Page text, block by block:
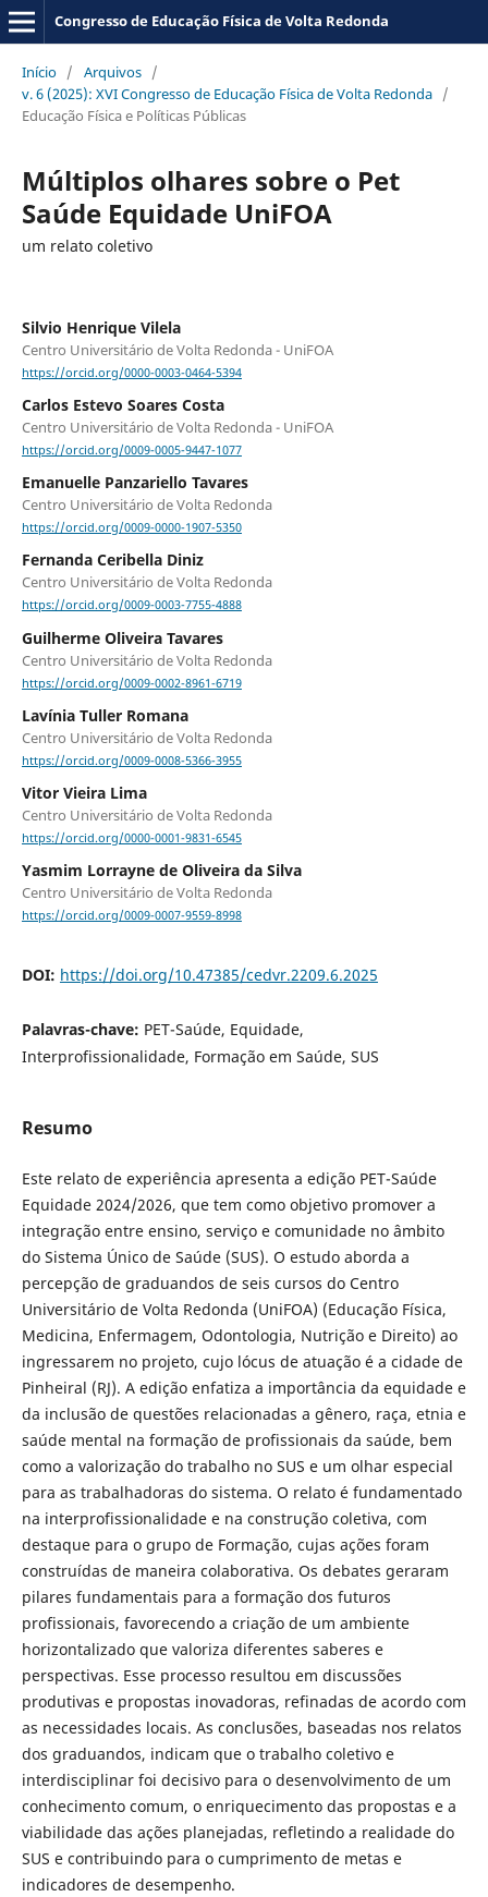
Congresso de Educação Física de Volta Redonda
Início / Arquivos /
v. 6 (2025): XVI Congresso de Educação Física de Volta Redonda /
Educação Física e Políticas Públicas
Múltiplos olhares sobre o Pet
Saúde Equidade UniFOA
um relato coletivo
Silvio Henrique Vilela
Centro Universitário de Volta Redonda - UniFOA
https://orcid.org/0000-0003-0464-5394
Carlos Estevo Soares Costa
Centro Universitário de Volta Redonda - UniFOA
https://orcid.org/0009-0005-9447-1077
Emanuelle Panzariello Tavares
Centro Universitário de Volta Redonda
https://orcid.org/0009-0000-1907-5350
Fernanda Ceribella Diniz
Centro Universitário de Volta Redonda
https://orcid.org/0009-0003-7755-4888
Guilherme Oliveira Tavares
Centro Universitário de Volta Redonda
https://orcid.org/0009-0002-8961-6719
Lavínia Tuller Romana
Centro Universitário de Volta Redonda
https://orcid.org/0009-0008-5366-3955
Vitor Vieira Lima
Centro Universitário de Volta Redonda
https://orcid.org/0000-0001-9831-6545
Yasmim Lorrayne de Oliveira da Silva
Centro Universitário de Volta Redonda
https://orcid.org/0009-0007-9559-8998
DOI: https://doi.org/10.47385/cedvr.2209.6.2025
Palavras-chave: PET-Saúde, Equidade,
Interprofissionalidade, Formação em Saúde, SUS
Resumo
Este relato de experiência apresenta a edição PET-Saúde
Equidade 2024/2026, que tem como objetivo promover a
integração entre ensino, serviço e comunidade no âmbito
do Sistema Único de Saúde (SUS). O estudo aborda a
percepção de graduandos de seis cursos do Centro
Universitário de Volta Redonda (UniFOA) (Educação Física,
Medicina, Enfermagem, Odontologia, Nutrição e Direito) ao
ingressarem no projeto, cujo lócus de atuação é a cidade de
Pinheiral (RJ). A edição enfatiza a importância da equidade e
da inclusão de questões relacionadas a gênero, raça, etnia e
saúde mental na formação de profissionais da saúde, bem
como a valorização do trabalho no SUS e um olhar especial
para as trabalhadoras do sistema. O relato é fundamentado
na interprofissionalidade e na construção coletiva, com
destaque para o grupo de Formação, cujas ações foram
construídas de maneira colaborativa. Os debates geraram
pilares fundamentais para a formação dos futuros
profissionais, favorecendo a criação de um ambiente
horizontalizado que valoriza diferentes saberes e
perspectivas. Esse processo resultou em discussões
produtivas e propostas inovadoras, refinadas de acordo com
as necessidades locais. As conclusões, baseadas nos relatos
dos graduandos, indicam que o trabalho coletivo e
interdisciplinar foi decisivo para o desenvolvimento de um
conhecimento comum, o enriquecimento das propostas e a
viabilidade das ações planejadas, refletindo a realidade do
SUS e contribuindo para o cumprimento de metas e
indicadores de desempenho.